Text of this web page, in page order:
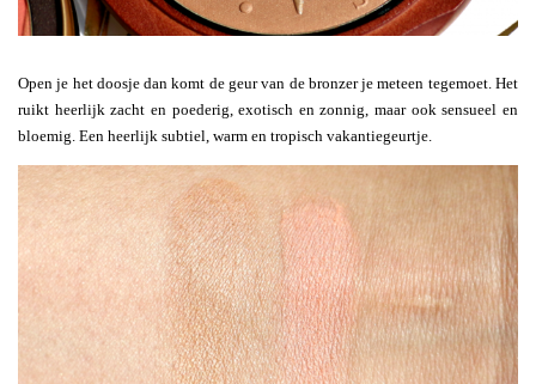
Open je het doosje dan komt de geur van de bronzer je meteen tegemoet. Het
ruikt heerlijk zacht en poederig, exotisch en zonnig, maar ook sensueel en
bloemig. Een heerlijk subtiel, warm en tropisch vakantiegeurtje.